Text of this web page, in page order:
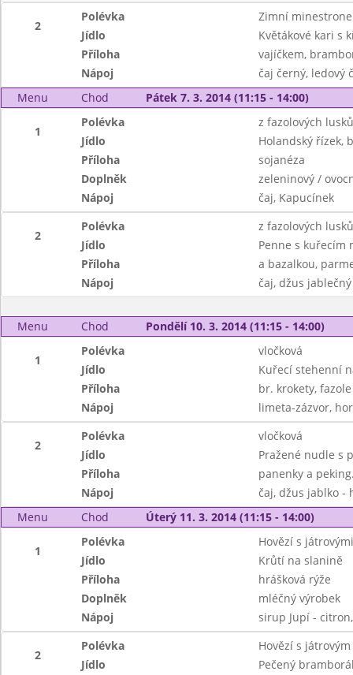
2
Polévka
Zimní minestrone
Jídlo
Květákové kari s
Příloha
vajíčkem,
Nápoj
čaj černý, ledový
Menu
Chod Pátek 7. 3. 2014 (11:15 - 14:00)
1
Polévka
z fazolových lusků
Jídlo
Holandský řízek,
Příloha
sojanéza
Doplněk
zeleninový /
Nápoj
čaj, Kapucínek
2
Polévka
z fazolových lusků
Jídlo
Penne s kuřecím
Příloha
a bazalkou,
Nápoj
čaj, džus
Menu Chod Pondělí 10. 3. 2014 (11:15 - 14:00)
1
Polévka
vločková
Jídlo
Kuřecí stehenní
Příloha
br. krokety,
Nápoj
limeta-zázvor,
2
Polévka
vločková
Jídlo
Pražené nudle s
Příloha
panenky a
Nápoj
čaj, džus jablko -
Menu
Chod Úterý 11. 3. 2014 (11:15 - 14:00)
1
Polévka
Hovězí s
Jídlo
Krůtí na slanině
Příloha
hrášková rýže
Doplněk
mléčný výrobek
Nápoj
sirup Jupí -
2
Polévka
Hovězí s
Jídlo
Pečený